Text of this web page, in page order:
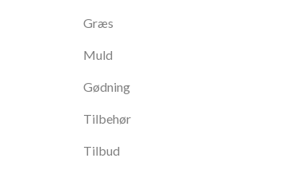
Græs
Muld
Gødning
Tilbehør
Tilbud